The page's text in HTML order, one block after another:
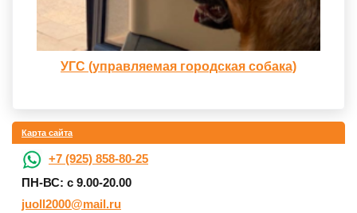
УГС (управляемая городская собака)
Карта сайта
+7 (925) 858-80-25
ПН-ВС: с 9.00-20.00
juoll2000@mail.ru